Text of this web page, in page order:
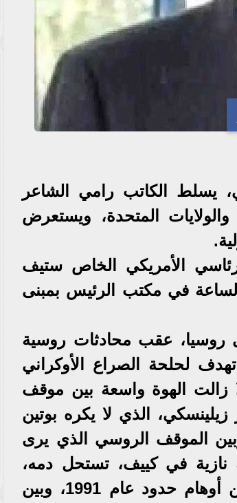
يسلط الكاتب رامي الشاعر
المتحدة، ويستعرض
الأمريكي الخاص ستيف
4 ساعات ونصف الساعة في مكتب الرئيس بمبنى
عقب محادثات روسية
لحلحة الصراع الأوكراني
زالت الهوة واسعة بين موقف
زيلينسكي، الذي لا يكره بوتين
الموقف الروسي الذي يرى
في كييف، تستحل دمه،
وتبيعه في سوق النخاسة. ولا زالت الهوة واسعة بين أوهام حدود عام 1991، وبين